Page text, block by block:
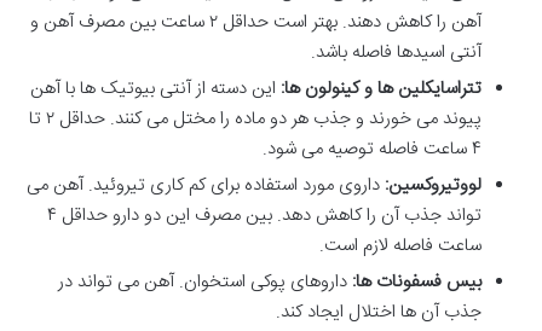
آهن را کاهش دهند. بهتر است حداقل ۲ ساعت بین مصرف آهن و
آنتی اسیدها فاصله باشد.
تتراسایکلین ها و کینولون ها: این دسته از آنتی بیوتیک ها با آهن
پیوند می خورند و جذب هر دو ماده را مختل می کنند. حداقل ۲ تا
۴ ساعت فاصله توصیه می شود.
لووتیروکسین: داروی مورد استفاده برای کم کاری تیروئید. آهن می
تواند جذب آن را کاهش دهد. بین مصرف این دو دارو حداقل ۴
ساعت فاصله لازم است.
بیس فسفونات ها: داروهای پوکی استخوان. آهن می تواند در
جذب آن ها اختلال ایجاد کند.